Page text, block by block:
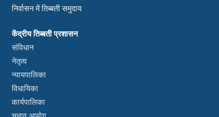
निर्वासन में तिब्बती समुदाय
केंद्रीय तिब्बती प्रशासन
संविधान
नेतृत्व
न्यायपालिका
विधायिका
कार्यपालिका